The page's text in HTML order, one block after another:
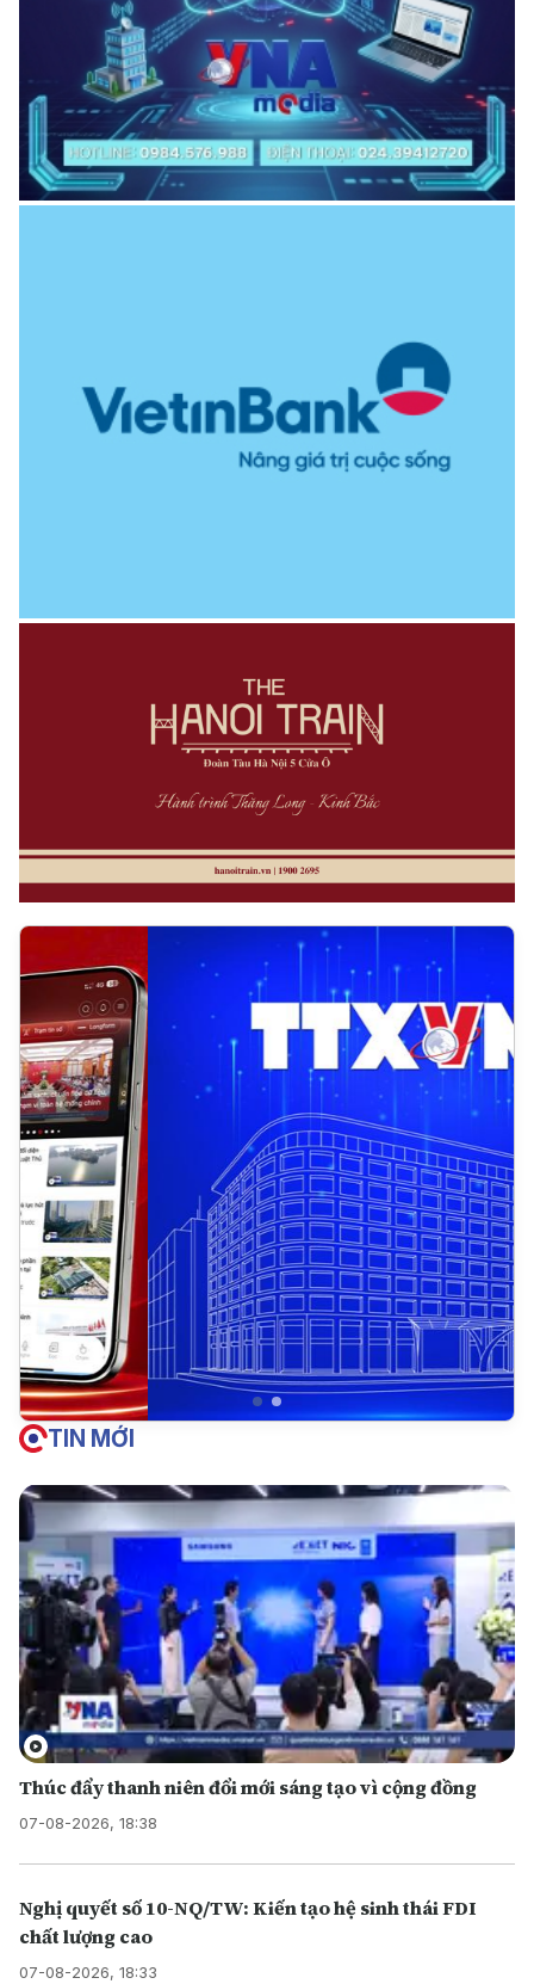
TIN MỚI
Thúc đẩy thanh niên đổi mới sáng tạo vì cộng đồng
07-08-2026, 18:38
Nghị quyết số 10-NQ/TW: Kiến tạo hệ sinh thái FDI
chất lượng cao
07-08-2026, 18:33